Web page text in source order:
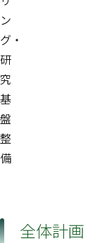
ン
グ・
研
究
基
盤
整
備
全体計画